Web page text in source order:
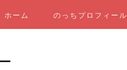
ホーム のっちプロフィール